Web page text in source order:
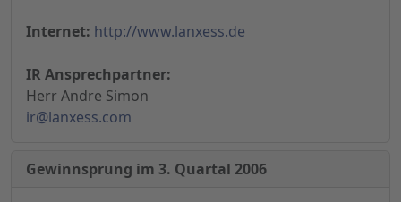
Internet: http://www.lanxess.de
IR Ansprechpartner:
Herr Andre Simon
ir@lanxess.com
Gewinnsprung im 3. Quartal 2006